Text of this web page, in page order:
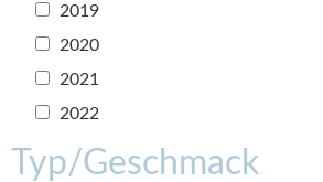
2019
2020
2021
2022
Typ/Geschmack